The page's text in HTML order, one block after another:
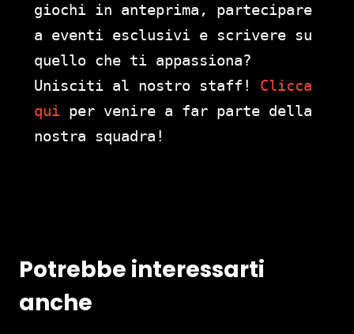
giochi in anteprima, partecipare
a eventi esclusivi e scrivere su
quello che ti appassiona?
Unisciti al nostro staff! Clicca
qui per venire a far parte della
nostra squadra!
Potrebbe interessarti
anche